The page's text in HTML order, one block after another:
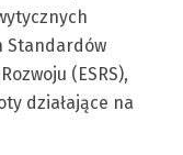
Standardów
(ESRS),
działające na